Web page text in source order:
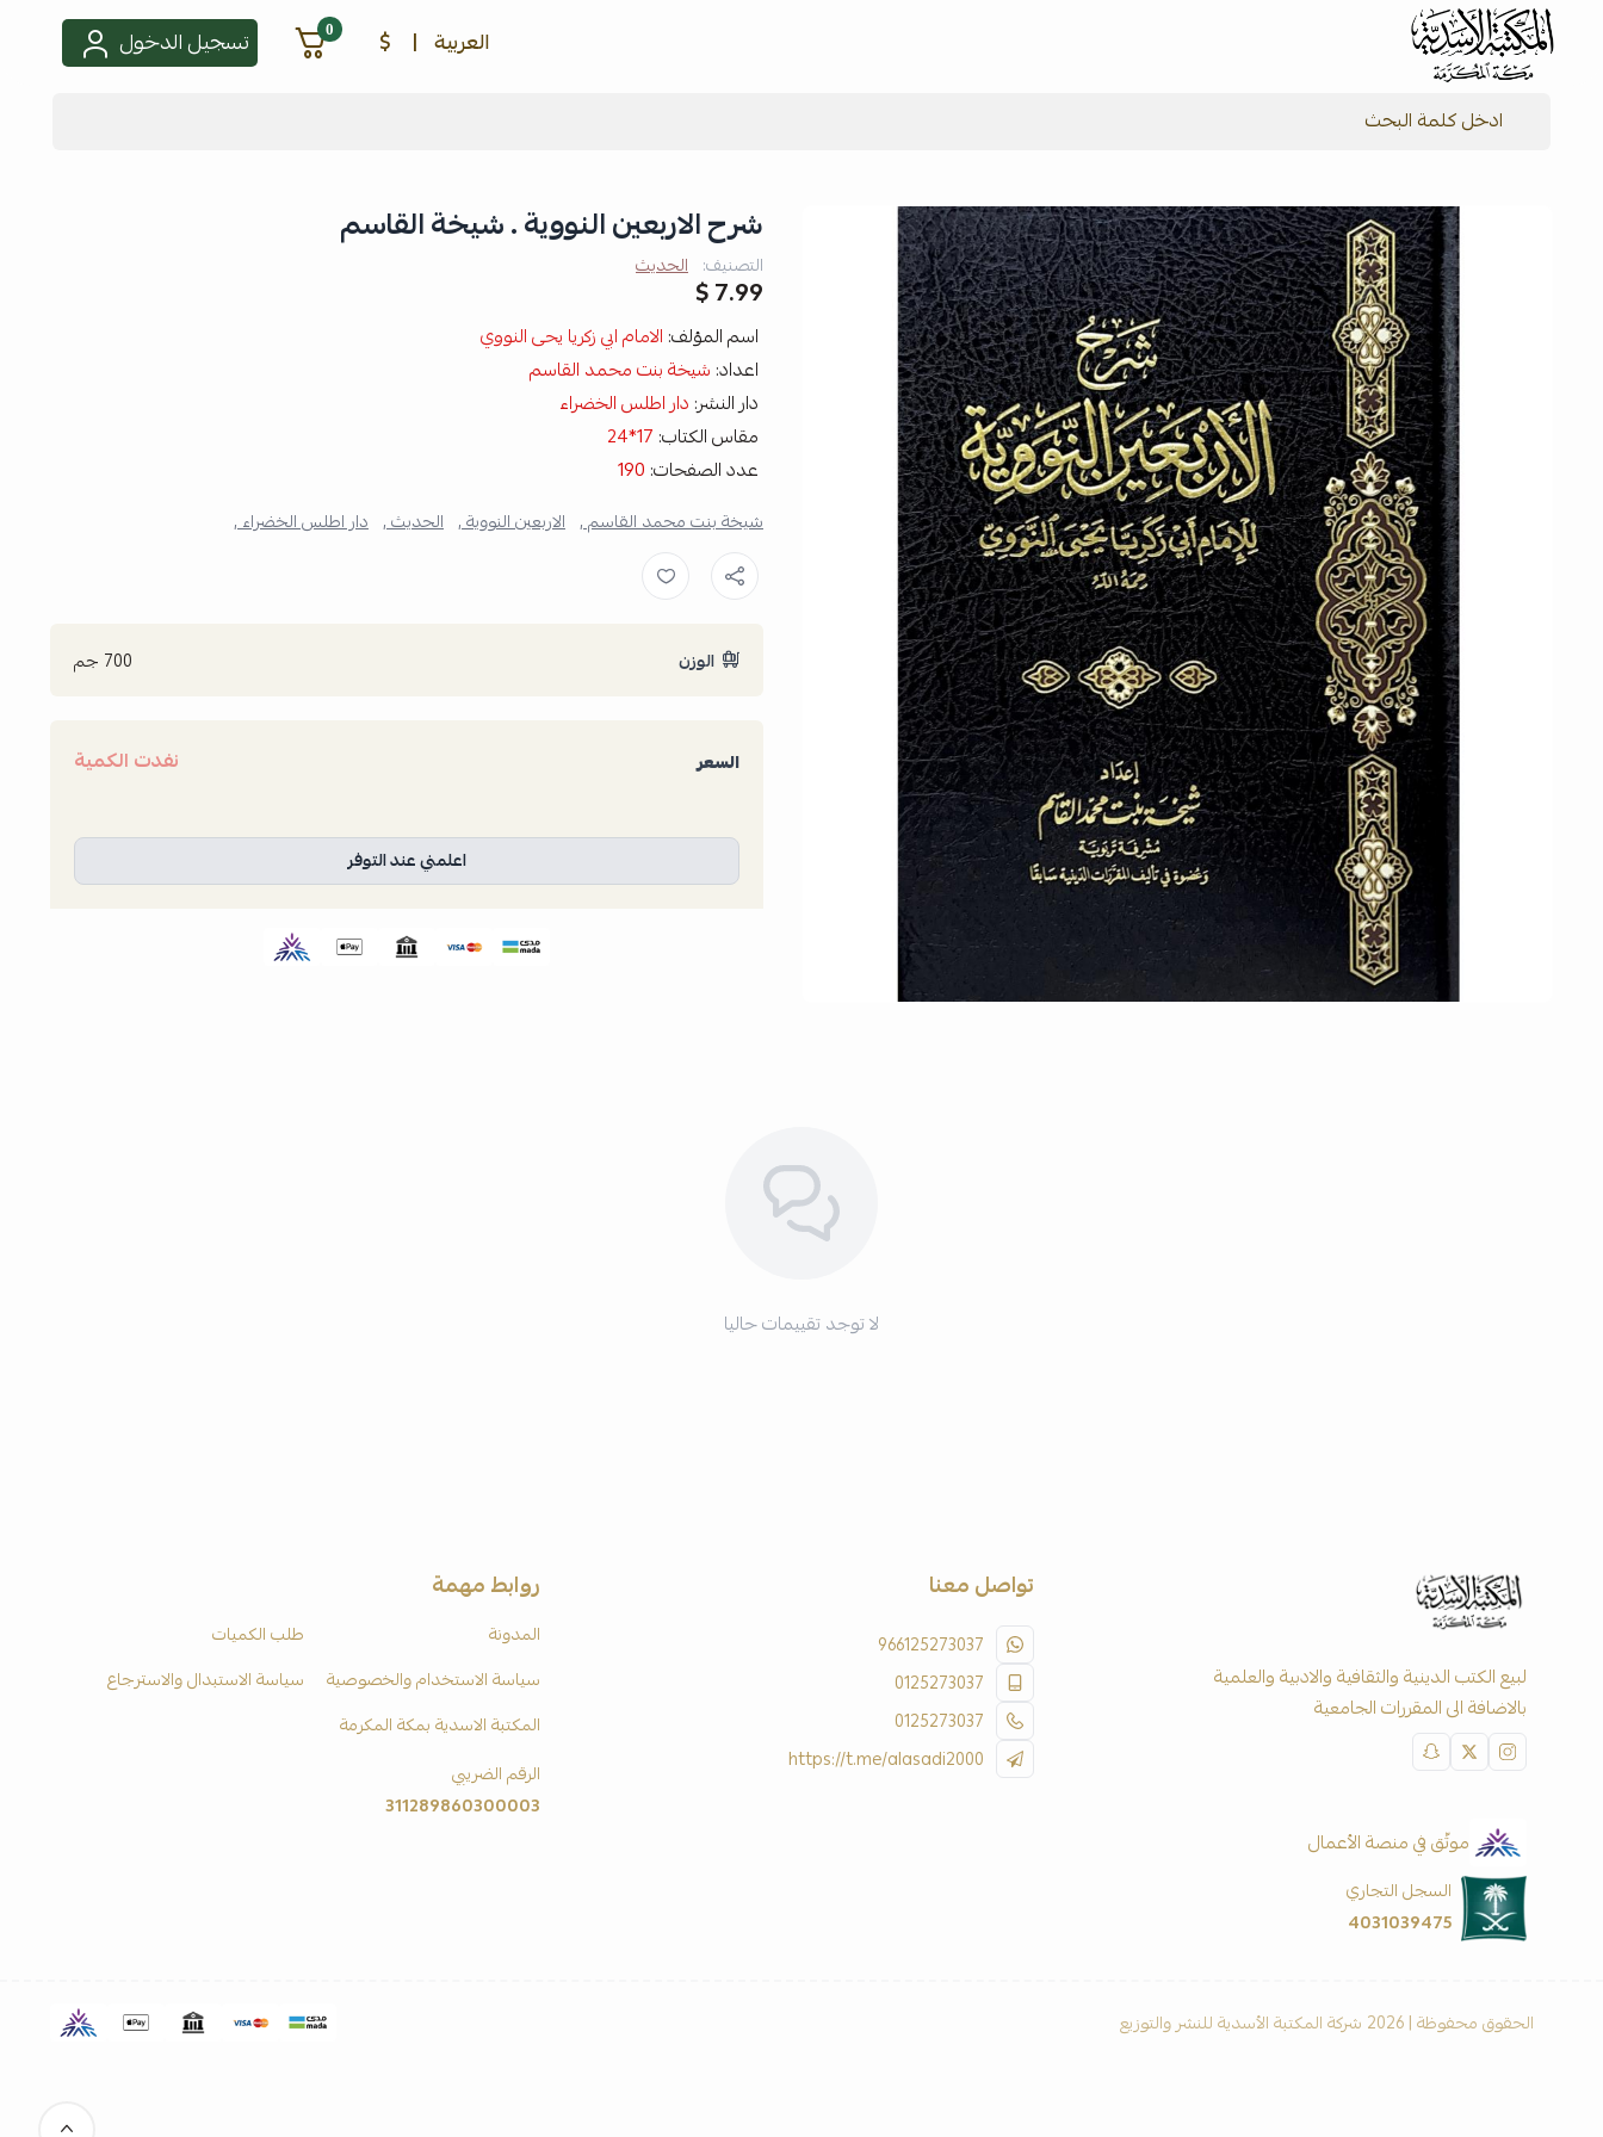
شركة المكتبة الأسدية للنشر والتوزيع العربية |
$
0 تسجيل الدخول
شرح الاربعين النووية . شيخة القاسم
التصنيف: الحديث
7.99 $
اسم المؤلف: الامام ابي زكريا يحى النووي
اعداد: شيخة بنت محمد القاسم
دار النشر: دار اطلس الخضراء
مقاس الكتاب: 17*24
عدد الصفحات: 190
شيخة بنت محمد القاسم , الاربعين النووية , الحديث , دار اطلس الخضراء ,
الوزن 700 جم
السعر نفدت الكمية
اعلمني عند التوفر
لا توجد تقييمات حاليا
لبيع الكتب الدينية والثقافية والادبية والعلمية
بالاضافة الى المقررات الجامعية
موثّق في منصة الأعمال
السجل التجاري
4031039475
تواصل معنا
966125273037
0125273037
0125273037
https://t.me/alasadi2000
روابط مهمة
المدونة
طلب الكميات
سياسة الاستخدام والخصوصية
سياسة الاستبدال والاسترجاع
المكتبة الاسدية بمكة المكرمة
الرقم الضريبي
311289860300003
الحقوق محفوظة | 2026 شركة المكتبة الأسدية للنشر والتوزيع